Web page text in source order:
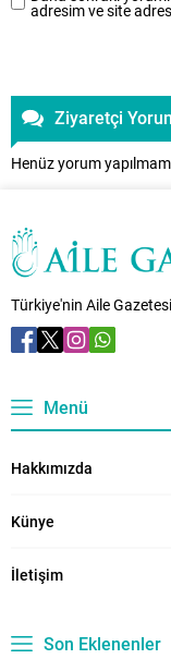
adresim ve site
Ziyaretçi
Henüz yorum
Türkiye'nin Aile Gazetesi
Menü
Hakkımızda
Künye
İletişim
Son Eklenenler